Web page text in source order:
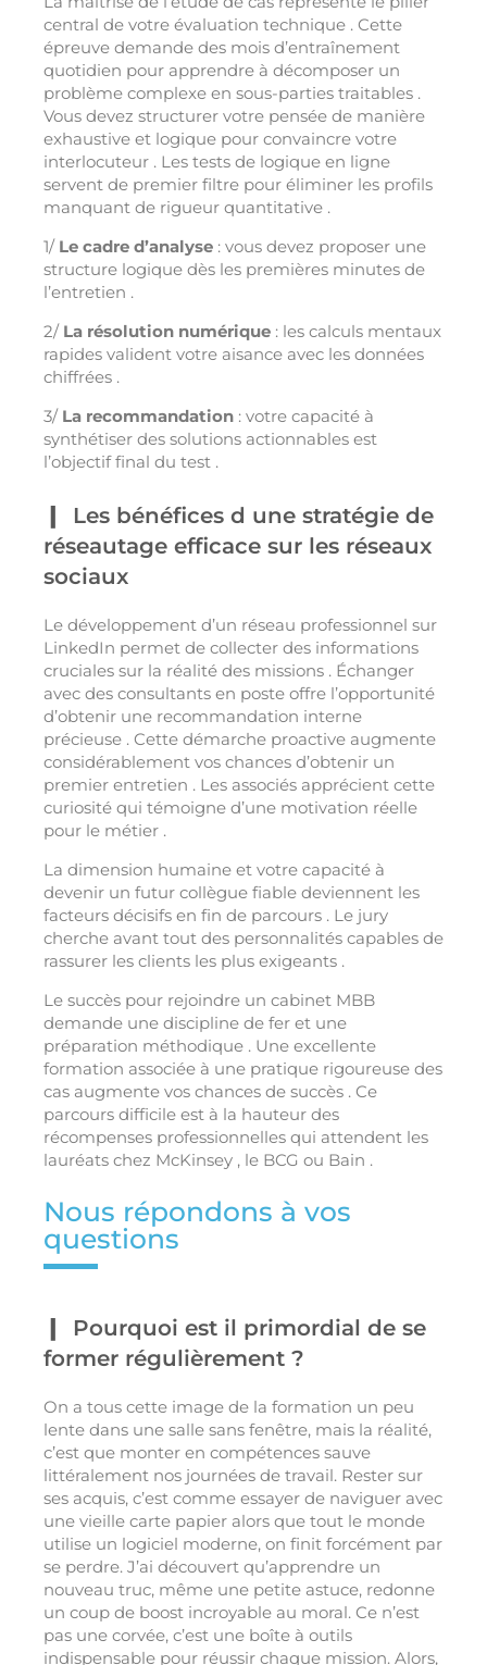
central de votre évaluation technique . Cette
épreuve demande des mois d’entraînement
quotidien pour apprendre à décomposer un
problème complexe en sous-parties traitables .
Vous devez structurer votre pensée de manière
exhaustive et logique pour convaincre votre
interlocuteur . Les tests de logique en ligne
servent de premier filtre pour éliminer les profils
manquant de rigueur quantitative .
1/ Le cadre d’analyse : vous devez proposer une
structure logique dès les premières minutes de
l’entretien .
2/ La résolution numérique : les calculs mentaux
rapides valident votre aisance avec les données
chiffrées .
3/ La recommandation : votre capacité à
synthétiser des solutions actionnables est
l’objectif final du test .
Les bénéfices d une stratégie de
réseautage efficace sur les réseaux
sociaux
Le développement d’un réseau professionnel sur
LinkedIn permet de collecter des informations
cruciales sur la réalité des missions . Échanger
avec des consultants en poste offre l’opportunité
d’obtenir une recommandation interne
précieuse . Cette démarche proactive augmente
considérablement vos chances d’obtenir un
premier entretien . Les associés apprécient cette
curiosité qui témoigne d’une motivation réelle
pour le métier .
La dimension humaine et votre capacité à
devenir un futur collègue fiable deviennent les
facteurs décisifs en fin de parcours . Le jury
cherche avant tout des personnalités capables de
rassurer les clients les plus exigeants .
Le succès pour rejoindre un cabinet MBB
demande une discipline de fer et une
préparation méthodique . Une excellente
formation associée à une pratique rigoureuse des
cas augmente vos chances de succès . Ce
parcours difficile est à la hauteur des
récompenses professionnelles qui attendent les
lauréats chez McKinsey , le BCG ou Bain .
Nous répondons à vos
questions
Pourquoi est il primordial de se
former régulièrement ?
On a tous cette image de la formation un peu
lente dans une salle sans fenêtre, mais la réalité,
c’est que monter en compétences sauve
littéralement nos journées de travail. Rester sur
ses acquis, c’est comme essayer de naviguer avec
une vieille carte papier alors que tout le monde
utilise un logiciel moderne, on finit forcément par
se perdre. J’ai découvert qu’apprendre un
nouveau truc, même une petite astuce, redonne
un coup de boost incroyable au moral. Ce n’est
pas une corvée, c’est une boîte à outils
indispensable pour réussir chaque mission. Alors,